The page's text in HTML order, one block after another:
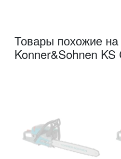
Товары похожие на
Konner&Sohnen KS